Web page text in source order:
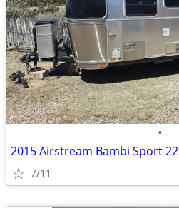
•
2015 Airstream Bambi Sport 22
7/11